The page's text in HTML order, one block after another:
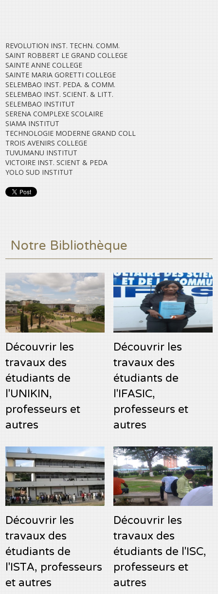
REVOLUTION INST. TECHN. COMM.
SAINT ROBBERT LE GRAND COLLEGE
SAINTE ANNE COLLEGE
SAINTE MARIA GORETTI COLLEGE
SELEMBAO INST. PEDA. & COMM.
SELEMBAO INST. SCIENT. & LITT.
SELEMBAO INSTITUT
SERENA COMPLEXE SCOLAIRE
SIAMA INSTITUT
TECHNOLOGIE MODERNE GRAND COLL
TROIS AVENIRS COLLEGE
TUVUMANU INSTITUT
VICTOIRE INST. SCIENT & PEDA
YOLO SUD INSTITUT
Notre Bibliothèque
Découvrir les
travaux des
étudiants de
l'UNIKIN,
professeurs et
autres
Découvrir les
travaux des
étudiants de
l'IFASIC,
professeurs et
autres
Découvrir les
travaux des
étudiants de
l'ISTA, professeurs
et autres
Découvrir les
travaux des
étudiants de l'ISC,
professeurs et
autres